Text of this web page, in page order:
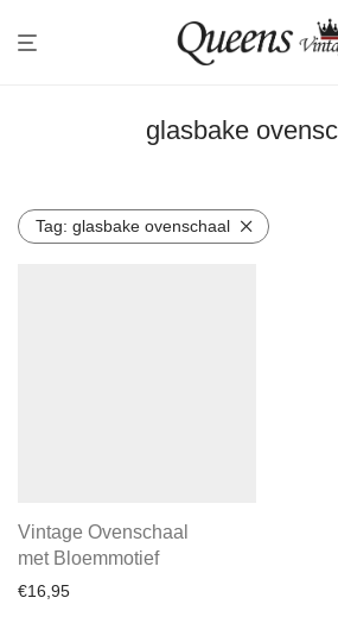
glasbake
Tag: glasbake ovenschaal
Vintage Ovenschaal
met Bloemmotief
€16,95